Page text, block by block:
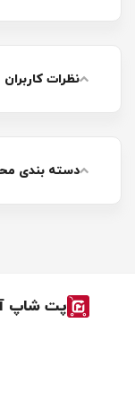
نظرات کاربران
دسته بندی
پت شاپ